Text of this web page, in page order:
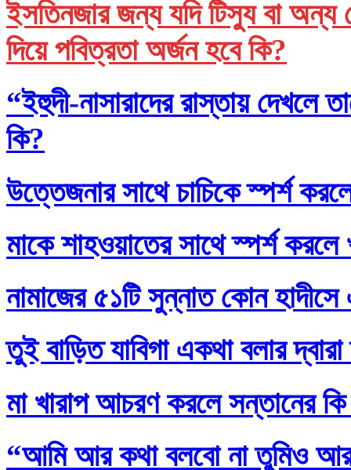
ইসতিনজার জন্য যদি টিস্যু বা অন্য
দিয়ে পবিত্রতা অর্জন হবে কি?
“ইহুদী-নাসারাদের রাস্তায় দেখলে
কি?
উত্তেজনার সাথে চাচিকে স্পর্শ
মাকে শাহওয়াতের সাথে স্পর্শ করলে
নামাজের ৫১টি সুন্নাত কোন হাদীসে
তুই বাড়িত যাবিগা একথা বলার
মা খারাপ আচরণ করলে সন্তানের
“আমি আর কথা বলবো না তুমিও আর